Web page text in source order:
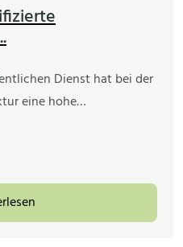
Dienst hat bei der
eine hohe…